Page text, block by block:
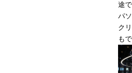
途
パ
ク
も